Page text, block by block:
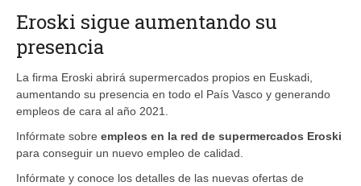
Eroski sigue aumentando su
presencia
La firma Eroski abrirá supermercados propios en Euskadi,
aumentando su presencia en todo el País Vasco y generando
empleos de cara al año 2021.
Infórmate sobre empleos en la red de supermercados Eroski
para conseguir un nuevo empleo de calidad.
Infórmate y conoce los detalles de las nuevas ofertas de